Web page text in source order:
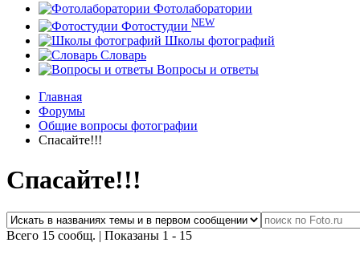
Фотолаборатории
Фотостудии NEW
Школы фотографий
Словарь
Вопросы и ответы
Главная
Форумы
Общие вопросы фотографии
Спасайте!!!
Спасайте!!!
Всего 15 сообщ. | Показаны 1 - 15